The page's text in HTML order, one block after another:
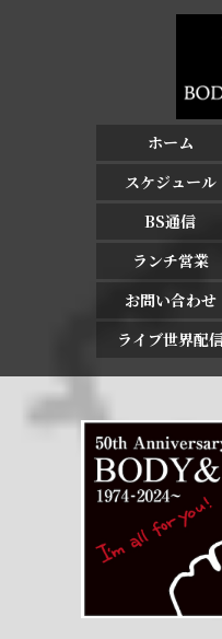
ホーム
スケジュール
BS通信
ランチ営業
お問い合わせ
ライブ世界配